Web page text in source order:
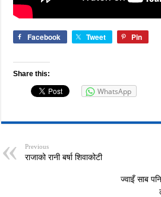
Facebook Tweet Pin
Share this:
WhatsApp
Previous
राजाको रानी बर्षा शिवाकोटी
ज्वाइँ साब